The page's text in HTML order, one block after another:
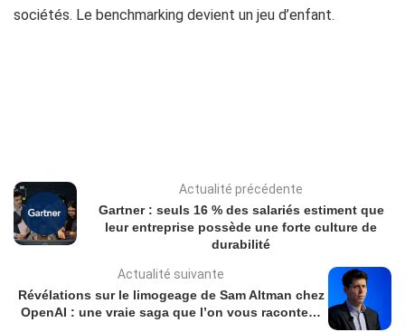
sociétés. Le benchmarking devient un jeu d’enfant.
Actualité précédente
Gartner : seuls 16 % des salariés estiment que
leur entreprise possède une forte culture de
durabilité
Actualité suivante
Révélations sur le limogeage de Sam Altman chez
OpenAI : une vraie saga que l’on vous raconte…